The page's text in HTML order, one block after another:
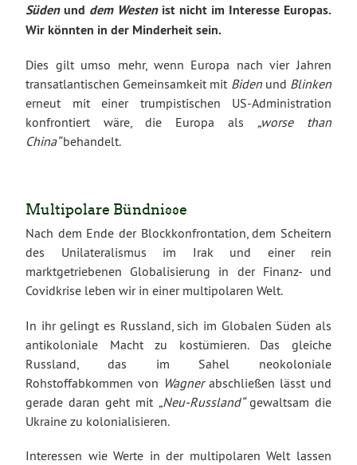
Südenund dem Westen ist nicht im Interesse Europas.
Wir könnten in der Minderheit sein.
Dies gilt umso mehr, wenn Europa nach vier Jahren
transatlantischen Gemeinsamkeit mit Biden und Blinken
erneut mit einer trumpistischen US-Administration
konfrontiert wäre, die Europa als „worse than
China“behandelt.
Multipolare Bündnisse
Nach dem Ende der Blockkonfrontation, dem Scheitern
des Unilateralismus im Irak und einer rein
marktgetriebenen Globalisierung in der Finanz- und
Covidkrise leben wir in einer multipolaren Welt.
In ihr gelingt es Russland, sich im Globalen Süden als
antikoloniale Macht zu kostümieren. Das gleiche
Russland, das im Sahel neokoloniale
Rohstoffabkommen von Wagner abschließen lässt und
gerade daran geht mit „Neu-Russland“gewaltsam die
Ukraine zu kolonialisieren.
Interessen wie Werte in der multipolaren Welt lassen